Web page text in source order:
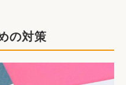
の対策